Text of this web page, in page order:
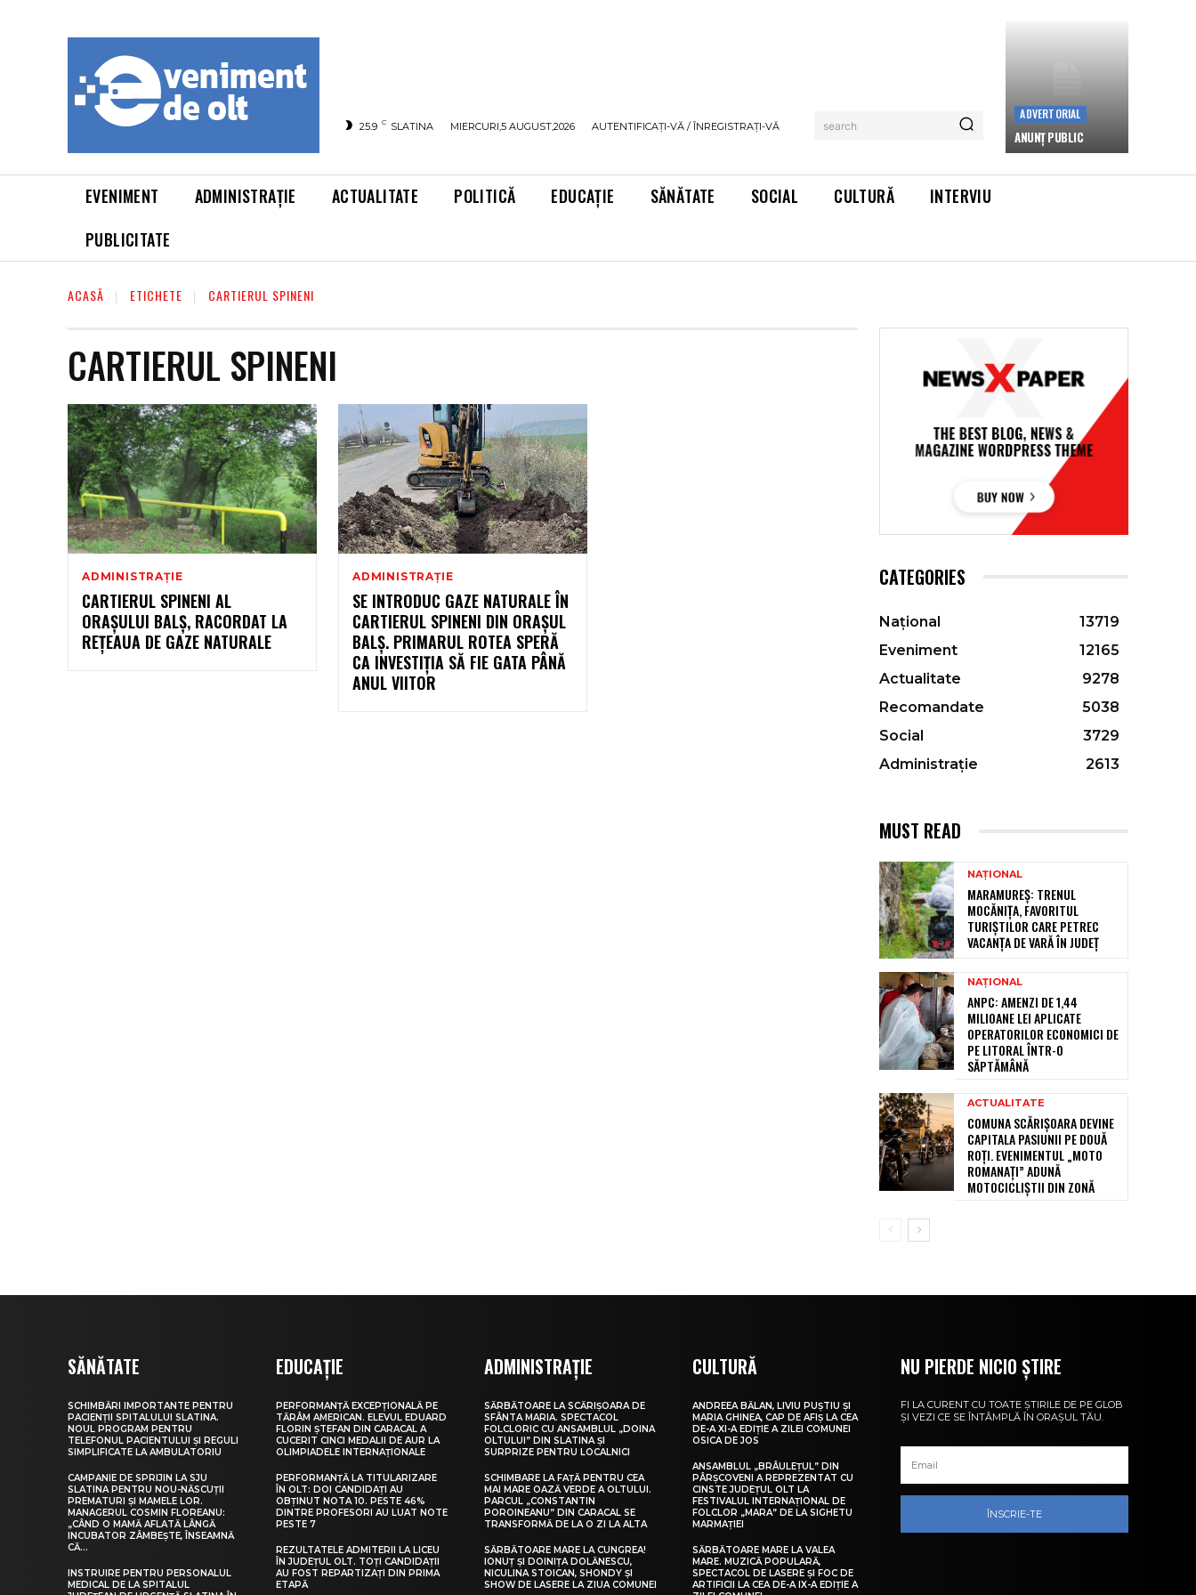
25.9 C SLATINA MIERCURI,5 AUGUST,2026 AUTENTIFICAȚI-VĂ / ÎNREGISTRAȚI-VĂ search
ADVERTORIAL
ANUNȚ PUBLIC
EVENIMENT ADMINISTRAȚIE ACTUALITATE POLITICĂ EDUCAȚIE SĂNĂTATE SOCIAL CULTURĂ
INTERVIU
PUBLICITATE
ACASĂ ETICHETE CARTIERUL SPINENI
CARTIERUL SPINENI
ADMINISTRAȚIE
CARTIERUL SPINENI AL
ORAȘULUI BALȘ, RACORDAT LA
REȚEAUA DE GAZE NATURALE
ADMINISTRAȚIE
SE INTRODUC GAZE NATURALE ÎN
CARTIERUL SPINENI DIN ORAȘUL
BALȘ. PRIMARUL ROTEA SPERĂ
CA INVESTIȚIA SĂ FIE GATA PÂNĂ
ANUL VIITOR
CATEGORIES
Național
13719
Eveniment
12165
Actualitate
9278
Recomandate
5038
Social
3729
Administrație
2613
MUST READ
NAȚIONAL
MARAMUREȘ: TRENUL
MOCĂNIȚA, FAVORITUL
TURIȘTILOR CARE PETREC
VACANȚA DE VARĂ ÎN JUDEȚ
NAȚIONAL
ANPC: AMENZI DE 1,44
MILIOANE LEI APLICATE
OPERATORILOR ECONOMICI DE
PE LITORAL ÎNTR-O
SĂPTĂMÂNĂ
ACTUALITATE
COMUNA SCĂRIȘOARA DEVINE
CAPITALA PASIUNII PE DOUĂ
ROȚI. EVENIMENTUL „MOTO
ROMANAȚI” ADUNĂ
MOTOCICLIȘTII DIN ZONĂ
SĂNĂTATE
SCHIMBĂRI IMPORTANTE PENTRU
PACIENȚII SPITALULUI SLATINA.
NOUL PROGRAM PENTRU
TELEFONUL PACIENTULUI ȘI REGULI
SIMPLIFICATE LA AMBULATORIU
CAMPANIE DE SPRIJIN LA SJU
SLATINA PENTRU NOU-NĂSCUȚII
PREMATURI ȘI MAMELE LOR.
MANAGERUL COSMIN FLOREANU:
„CÂND O MAMĂ AFLATĂ LÂNGĂ
INCUBATOR ZÂMBEȘTE, ÎNSEAMNĂ
CĂ...
INSTRUIRE PENTRU PERSONALUL
MEDICAL DE LA SPITALUL
EDUCAȚIE
PERFORMANȚĂ EXCEPȚIONALĂ PE
TĂRÂM AMERICAN. ELEVUL EDUARD
FLORIN ȘTEFAN DIN CARACAL A
CUCERIT CINCI MEDALII DE AUR LA
OLIMPIADELE INTERNAȚIONALE
PERFORMANȚĂ LA TITULARIZARE
ÎN OLT: DOI CANDIDAȚI AU
OBȚINUT NOTA 10. PESTE 46%
DINTRE PROFESORI AU LUAT NOTE
PESTE 7
REZULTATELE ADMITERII LA LICEU
ÎN JUDEȚUL OLT. TOȚI CANDIDAȚII
AU FOST REPARTIZAȚI DIN PRIMA
ETAPĂ
ADMINISTRAȚIE
SĂRBĂTOARE LA SCĂRIȘOARA DE
SFÂNTA MARIA. SPECTACOL
FOLCLORIC CU ANSAMBLUL „DOINA
OLTULUI” DIN SLATINA ȘI
SURPRIZE PENTRU LOCALNICI
SCHIMBARE LA FAȚĂ PENTRU CEA
MAI MARE OAZĂ VERDE A OLTULUI.
PARCUL „CONSTANTIN
POROINEANU” DIN CARACAL SE
TRANSFORMĂ DE LA O ZI LA ALTA
SĂRBĂTOARE MARE LA CUNGREA!
IONUȚ ȘI DOINIȚA DOLĂNESCU,
NICULINA STOICAN, SHONDY ȘI
SHOW DE LASERE LA ZIUA COMUNEI
CULTURĂ
ANDREEA BĂLAN, LIVIU PUȘTIU ȘI
MARIA GHINEA, CAP DE AFIȘ LA CEA
DE-A XI-A EDIȚIE A ZILEI COMUNEI
OSICA DE JOS
ANSAMBLUL „BRÂULEȚUL” DIN
PÂRȘCOVENI A REPREZENTAT CU
CINSTE JUDEȚUL OLT LA
FESTIVALUL INTERNAȚIONAL DE
FOLCLOR „MARA” DE LA SIGHETU
MARMAȚIEI
SĂRBĂTOARE MARE LA VALEA
MARE. MUZICĂ POPULARĂ,
SPECTACOL DE LASERE ȘI FOC DE
ARTIFICII LA CEA DE-A IX-A EDIȚIE A
NU PIERDE NICIO ȘTIRE
FI LA CURENT CU TOATE ȘTIRILE DE PE GLOB
ȘI VEZI CE SE ÎNTÂMPLĂ ÎN ORAȘUL TĂU.
ÎNSCRIE-TE